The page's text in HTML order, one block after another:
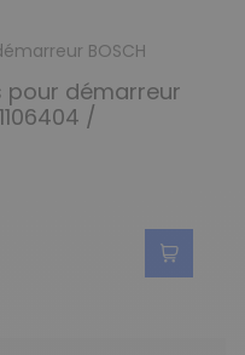
BOSCH
pour démarreur
/